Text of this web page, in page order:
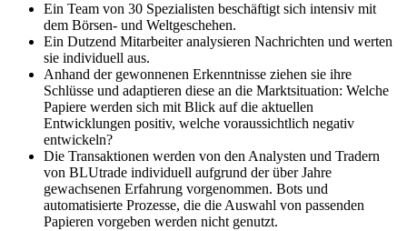
Ein Team von 30 Spezialisten beschäftigt sich intensiv mit
dem Börsen- und Weltgeschehen.
Ein Dutzend Mitarbeiter analysieren Nachrichten und werten
sie individuell aus.
Anhand der gewonnenen Erkenntnisse ziehen sie ihre
Schlüsse und adaptieren diese an die Marktsituation: Welche
Papiere werden sich mit Blick auf die aktuellen
Entwicklungen positiv, welche voraussichtlich negativ
entwickeln?
Die Transaktionen werden von den Analysten und Tradern
von BLUtrade individuell aufgrund der über Jahre
gewachsenen Erfahrung vorgenommen. Bots und
automatisierte Prozesse, die die Auswahl von passenden
Papieren vorgeben werden nicht genutzt.